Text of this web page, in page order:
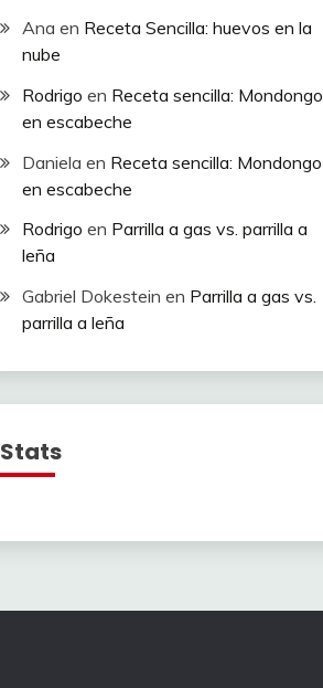
Ana en Receta Sencilla: huevos en la
nube
Rodrigo en Receta sencilla: Mondongo
en escabeche
Daniela en Receta sencilla: Mondongo
en escabeche
Rodrigo en Parrilla a gas vs. parrilla a
leña
Gabriel Dokestein en Parrilla a gas vs.
parrilla a leña
Stats